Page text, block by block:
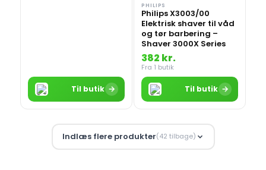
Til butik →
PHILIPS
Philips X3003/00
Elektrisk shaver til våd
og tør barbering –
Shaver 3000X Series
382 kr.
Fra 1 butik
Til butik →
Indlæs flere produkter(42 tilbage)